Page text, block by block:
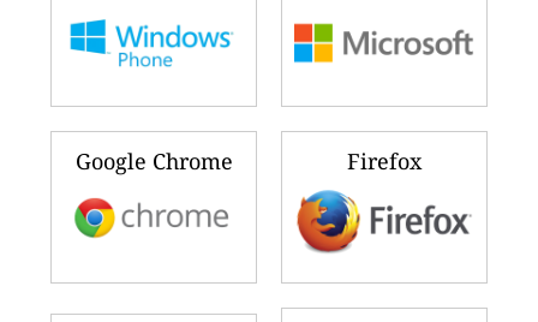
Google Chrome Firefox